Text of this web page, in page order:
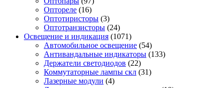
Оптореле (16)
Оптотиристоры (3)
Оптотранзисторы (24)
Освещение и индикация (1071)
Автомобильное освещение (54)
Антивандальные индикаторы (133)
Держатели светодиодов (22)
Коммутаторные лампы скл (31)
Лазерные модули (4)